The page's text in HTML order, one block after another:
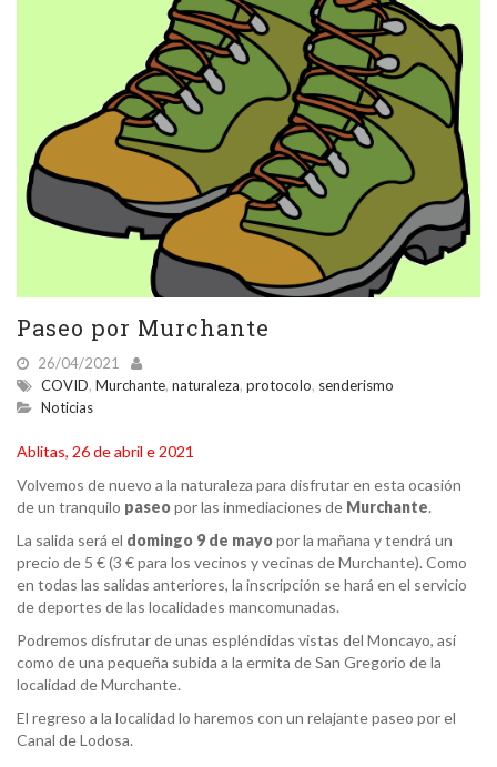
Paseo por Murchante
26/04/2021
COVID, Murchante, naturaleza, protocolo, senderismo
Noticias
Ablitas, 26 de abril e 2021
Volvemos de nuevo a la naturaleza para disfrutar en esta ocasión
de un tranquilo paseopor las inmediaciones de Murchante.
La salida será el domingo 9 de mayopor la mañana y tendrá un
precio de 5 € (3 € para los vecinos y vecinas de Murchante). Como
en todas las salidas anteriores, la inscripción se hará en el servicio
de deportes de las localidades mancomunadas.
Podremos disfrutar de unas espléndidas vistas del Moncayo, así
como de una pequeña subida a la ermita de San Gregorio de la
localidad de Murchante.
El regreso a la localidad lo haremos con un relajante paseo por el
Canal de Lodosa.